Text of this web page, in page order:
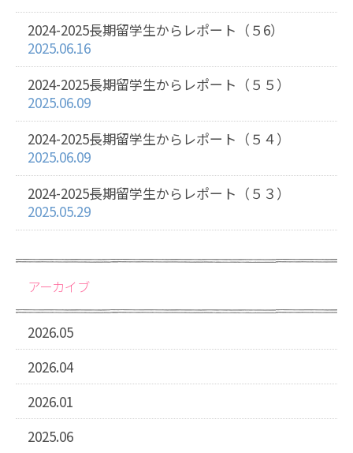
2024-2025長期留学生からレポート（５6）
2025.06.16
2024-2025長期留学生からレポート（５５）
2025.06.09
2024-2025長期留学生からレポート（５４）
2025.06.09
2024-2025長期留学生からレポート（５３）
2025.05.29
アーカイブ
2026.05
2026.04
2026.01
2025.06